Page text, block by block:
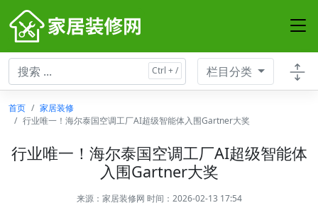
栏目分类
首页
家居装修
行业唯一！海尔泰国空调工厂AI超级智能体入围Gartner大奖
行业唯一！海尔泰国空调工厂AI超级智能体
入围Gartner大奖
来源： 家居装修网 时间：2026-02-13 17:54